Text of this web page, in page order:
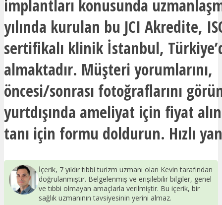
implantları konusunda
yılında kurulan bu JCI Akredite,
sertifikalı klinik İstanbul,
almaktadır. Müşteri yorumlarını,
öncesi/sonrası fotoğraflarını
yurtdışında ameliyat için fiyat
tanı için formu doldurun. Hızlı
İçerik, 7 yıldır tıbbi turizm uzmanı olan Kevin tarafından
doğrulanmıştır. Belgelenmiş ve erişilebilir bilgiler, genel
ve tıbbi olmayan amaçlarla verilmiştir. Bu içerik, bir
sağlık uzmanının tavsiyesinin yerini almaz.